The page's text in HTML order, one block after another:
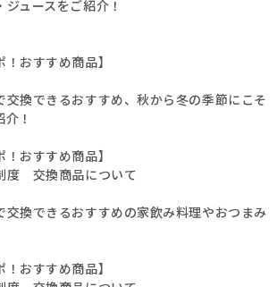
ュースをご紹介！
おすすめ商品】
交換できるおすすめ、秋から冬の季節にこそ
！
おすすめ商品】
度 交換商品について
交換できるおすすめの家飲み料理やおつまみ
おすすめ商品】